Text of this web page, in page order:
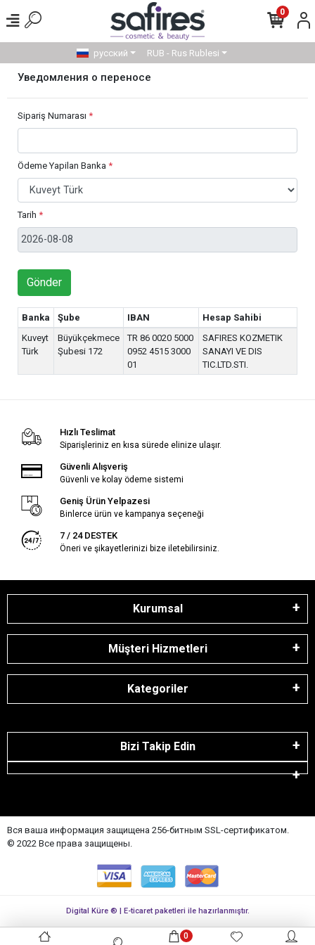
0
русский RUB - Rus Rublesi
Уведомления о переносе
Sipariş Numarası *
Ödeme Yapilan Banka *
Tarih *
Gönder
Banka Şube IBAN
Hesap Sahibi
Kuveyt
Türk
Büyükçekmece
Şubesi 172
TR 86 0020 5000
0952 4515 3000
01
SAFIRES KOZMETIK
SANAYI VE DIS
TIC.LTD.STI.
Hızlı Teslimat
Siparişleriniz en kısa sürede elinize ulaşır.
Güvenli Alışveriş
Güvenli ve kolay ödeme sistemi
Geniş Ürün Yelpazesi
Binlerce ürün ve kampanya seçeneği
7 / 24 DESTEK
Öneri ve şikayetlerinizi bize iletebilirsiniz.
Kurumsal
Müşteri Hizmetleri
Kategoriler
Bizi Takip Edin
Вся ваша информация защищена 256-битным SSL-сертификатом.
© 2022 Все права защищены.
0
Digital Küre ® | E-ticaret paketleri ile hazırlanmıştır.